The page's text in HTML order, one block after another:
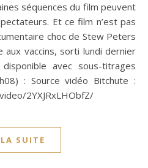
séquences du film peuvent
Et ce film n’est pas
choc de Stew Peters
vaccins, sorti lundi dernier
avec sous-titrages
: Source vidéo Bitchute :
2YXJRxLHObfZ/
SUITE